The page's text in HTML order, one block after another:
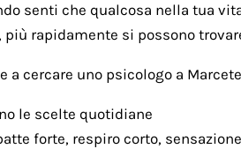
senti che qualcosa nella tua
rapidamente si possono
cercare uno psicologo a
le scelte quotidiane
forte, respiro corto,